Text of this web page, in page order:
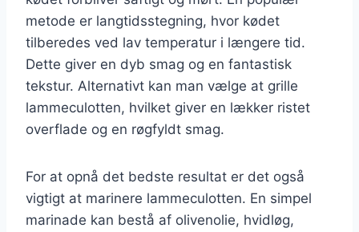
metode er langtidsstegning, hvor kødet
tilberedes ved lav temperatur i længere tid.
Dette giver en dyb smag og en fantastisk
tekstur. Alternativt kan man vælge at grille
lammeculotten, hvilket giver en lækker ristet
overflade og en røgfyldt smag.
For at opnå det bedste resultat er det også
vigtigt at marinere lammeculotten. En simpel
marinade kan bestå af olivenolie, hvidløg,